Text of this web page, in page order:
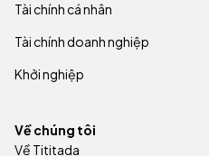
Tài chính cá nhân
Tài chính doanh nghiệp
Khởi nghiệp
Về chúng tôi
Về Tititada